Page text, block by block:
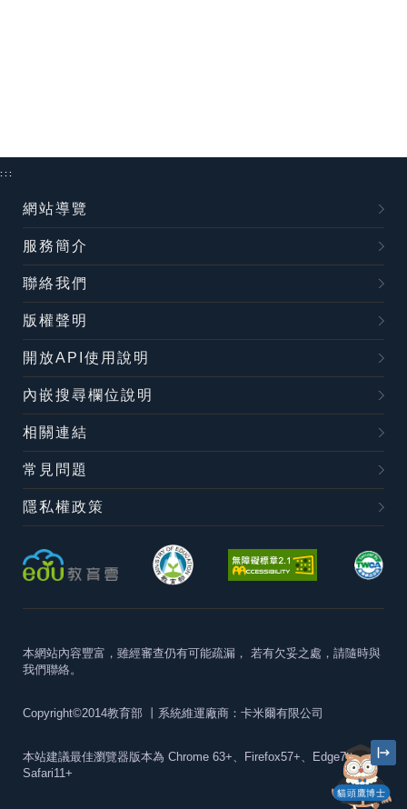
貓頭鷹博士
:::
網站導覽
服務簡介
聯絡我們
版權聲明
開放API使用說明
內嵌搜尋欄位說明
相關連結
常見問題
隱私權政策
本網站內容豐富，雖經審查仍有可能疏漏， 若有欠妥之處，請隨時與
我們聯絡。
Copyright©2014教育部 丨系統維運廠商：卡米爾有限公司
本站建議最佳瀏覽器版本為 Chrome 63+、Firefox57+、Edge79+及
Safari11+